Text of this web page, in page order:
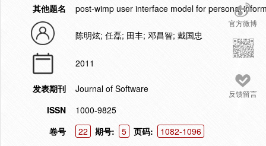
官方微博
反馈留言
其他题名 post-wimp user interface model for personal
陈明炫; 任磊; 田丰; 邓昌智; 戴国忠
2011
发表期刊
Journal of Software
ISSN
1000-9825
卷号
22 期号: 5 页码:
1082-1096